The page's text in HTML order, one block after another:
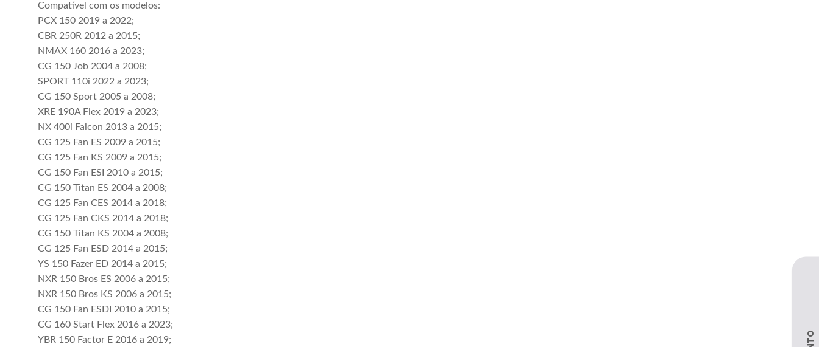
Compatível com os modelos:
PCX 150 2019 a 2022;
CBR 250R 2012 a 2015;
NMAX 160 2016 a 2023;
CG 150 Job 2004 a 2008;
SPORT 110i 2022 a 2023;
CG 150 Sport 2005 a 2008;
XRE 190A Flex 2019 a 2023;
NX 400i Falcon 2013 a 2015;
CG 125 Fan ES 2009 a 2015;
CG 125 Fan KS 2009 a 2015;
CG 150 Fan ESI 2010 a 2015;
CG 150 Titan ES 2004 a 2008;
CG 125 Fan CES 2014 a 2018;
CG 125 Fan CKS 2014 a 2018;
CG 150 Titan KS 2004 a 2008;
CG 125 Fan ESD 2014 a 2015;
YS 150 Fazer ED 2014 a 2015;
NXR 150 Bros ES 2006 a 2015;
NXR 150 Bros KS 2006 a 2015;
CG 150 Fan ESDI 2010 a 2015;
CG 160 Start Flex 2016 a 2023;
YBR 150 Factor E 2016 a 2019;